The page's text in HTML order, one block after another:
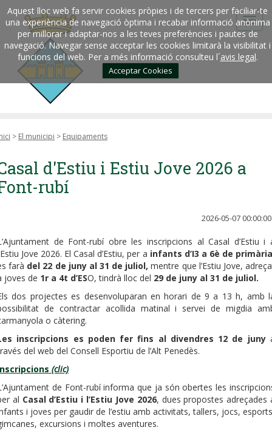
Aquest lloc web fa servir cookies pròpies i de tercers per faciliar-te
una experiència de navegació òptima i recabar informació anònima
per millorar i adaptar-nos a les teves preferències i pautes de
navegació. Navegar sense acceptar les cookies limitarà la visibilitat i
funcions del web. Per a més informació consulteu l´avis legal.
Acceptar Cookies
> El municipi > Equipaments
d'Estiu i Estiu Jove 2026 a
rubí
2026-05-07 00:00:00
de Font-rubí obre les inscripcions al Casal d’Estiu i
Jove 2026. El Casal d’Estiu, per a infants d’I3 a 6è de
farà del 22 de juny al 31 de juliol, mentre que l’Estiu Jove,
joves de 1r a 4t d’ESO, tindrà lloc del 29 de juny al 31 de juliol.
dos projectes es desenvoluparan en horari de 9 a 13 h, amb
de contractar acollida matinal i servei de migdia
o càtering.
inscripcions es poden fer fins al divendres 12 de juny
del web del Consell Esportiu de l’Alt Penedès.
(clic)
de Font-rubí informa que ja són obertes les
al Casal d’Estiu i l’Estiu Jove 2026, dues propostes adreçades
i joves per gaudir de l’estiu amb activitats, tallers, jocs,
excursions i moltes aventures.